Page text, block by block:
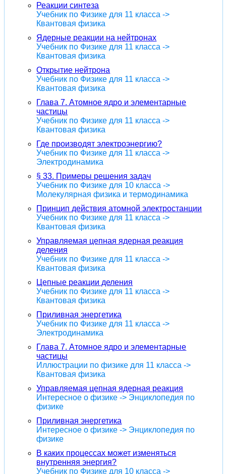
Реакции синтеза
Учебник по Физике для 11 класса ->
Квантовая физика
Ядерные реакции на нейтронах
Учебник по Физике для 11 класса ->
Квантовая физика
Открытие нейтрона
Учебник по Физике для 11 класса ->
Квантовая физика
Глава 7. Атомное ядро и элементарные
частицы
Учебник по Физике для 11 класса ->
Квантовая физика
Где производят электроэнергию?
Учебник по Физике для 11 класса ->
Электродинамика
§ 33. Примеры решения задач
Учебник по Физике для 10 класса ->
Молекулярная физика и термодинамика
Принцип действия атомной электростанции
Учебник по Физике для 11 класса ->
Квантовая физика
Управляемая цепная ядерная реакция
деления
Учебник по Физике для 11 класса ->
Квантовая физика
Цепные реакции деления
Учебник по Физике для 11 класса ->
Квантовая физика
Приливная энергетика
Учебник по Физике для 11 класса ->
Электродинамика
Глава 7. Атомное ядро и элементарные
частицы
Иллюстрации по физике для 11 класса ->
Квантовая физика
Управляемая цепная ядерная реакция
Интересное о физике -> Энциклопедия по
физике
Приливная энергетика
Интересное о физике -> Энциклопедия по
физике
В каких процессах может изменяться
внутренняя энергия?
Учебник по Физике для 10 класса ->